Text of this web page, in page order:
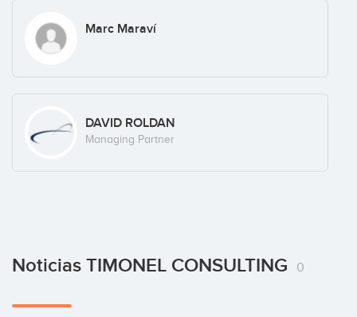
Marc Maraví
DAVID ROLDAN
Managing Partner
Noticias TIMONEL CONSULTING 0